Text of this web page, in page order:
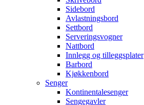
Sidebord
Avlastningsbord
Settbord
Serveringsvogner
Nattbord
Innlegg og tilleggsplater
Barbord
Kjøkkenbord
Senger
Kontinentalesenger
Sengegavler